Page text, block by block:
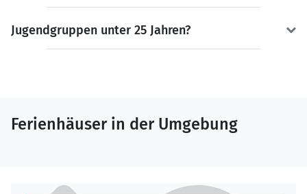
Jugendgruppen unter 25 Jahren?
Ferienhäuser in der Umgebung